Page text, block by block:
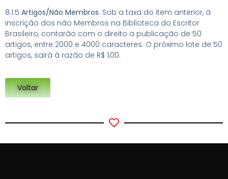
8.1.5 Artigos/Não Membros. Sob a taxa do item anterior, à
inscrição dos não Membros na Biblioteca do Escritor
Brasileiro, contarão com o direito a publicação de 50
artigos, entre 2000 e 4000 caracteres. O próximo lote de 50
artigos, sairá à razão de R$ 1,00.
Voltar